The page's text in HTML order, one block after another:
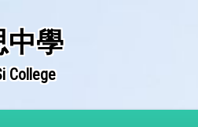
中學
College